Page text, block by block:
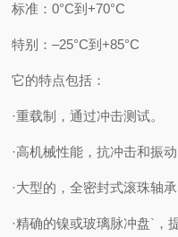
标准：0°C到+70°C
特别：–25°C到+85°C
它的特点包括：
·重载制，通过冲击测试。
·高机械性能，抗冲击和振动
·大型的，全密封式滚珠轴承
·精确的镍或玻璃脉冲盘`，